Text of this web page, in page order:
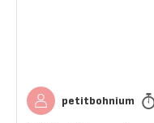
petitbohnium